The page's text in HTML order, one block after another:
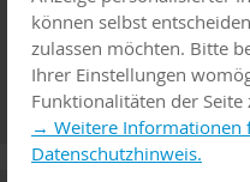
können selbst
zulassen möchten. Bitte
Ihrer Einstellungen
Funktionalitäten der Seite
→ Weitere Informationen
Datenschutzhinweis.
Für besorgte Bürgerinnen
Landesamtes für
die sich diese mit ihren
5101